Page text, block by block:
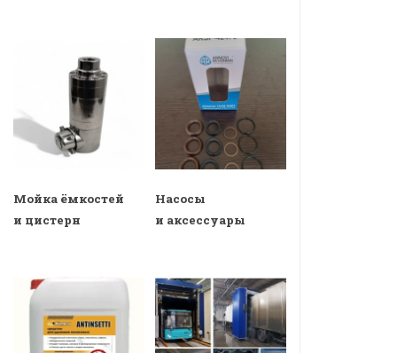
Мойка ёмкостей
и цистерн
Насосы
и аксессуары